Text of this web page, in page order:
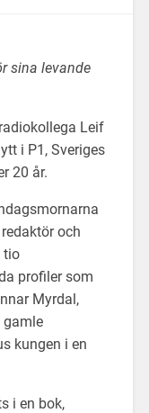
sina levande
Leif
i P1, Sveriges
20 år.
och
tio
profiler som
Myrdal,
gamle
kungen i en
i en bok,